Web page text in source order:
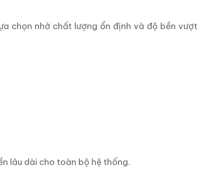
chọn nhờ chất lượng ổn định và độ bền vượt
lâu dài cho toàn bộ hệ thống.